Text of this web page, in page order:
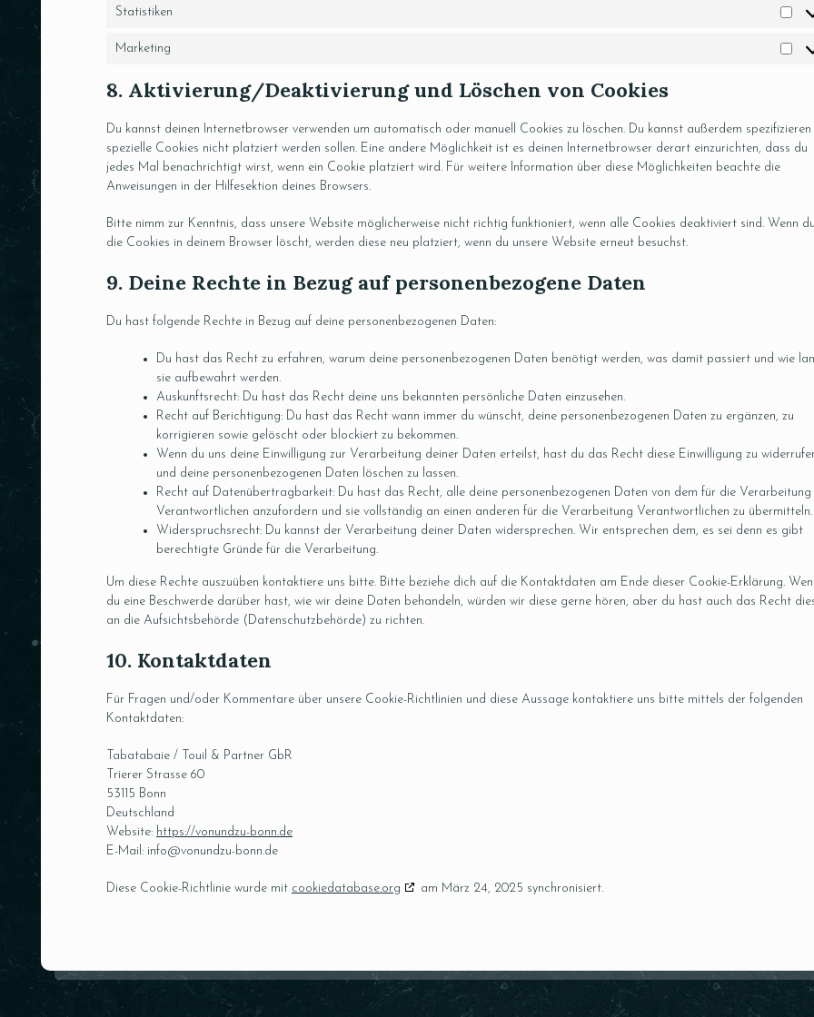
Statistiken
Marketing
8. Aktivierung/Deaktivierung und Löschen von Cookies
Du kannst deinen Internetbrowser verwenden um automatisch oder manuell Cookies zu löschen. Du kannst außerdem
spezielle Cookies nicht platziert werden sollen. Eine andere Möglichkeit ist es deinen Internetbrowser derart einzurichten, dass du
jedes Mal benachrichtigt wirst, wenn ein Cookie platziert wird. Für weitere Information über diese Möglichkeiten beachte die
Anweisungen in der Hilfesektion deines Browsers.
Bitte nimm zur Kenntnis, dass unsere Website möglicherweise nicht richtig funktioniert, wenn alle Cookies deaktiviert sind. Wenn
die Cookies in deinem Browser löscht, werden diese neu platziert, wenn du unsere Website erneut besuchst.
9. Deine Rechte in Bezug auf personenbezogene Daten
Du hast folgende Rechte in Bezug auf deine personenbezogenen Daten:
Du hast das Recht zu erfahren, warum deine personenbezogenen Daten benötigt werden, was damit passiert und wie
sie aufbewahrt werden.
Auskunftsrecht: Du hast das Recht deine uns bekannten persönliche Daten einzusehen.
Recht auf Berichtigung: Du hast das Recht wann immer du wünscht, deine personenbezogenen Daten zu ergänzen, zu
korrigieren sowie gelöscht oder blockiert zu bekommen.
Wenn du uns deine Einwilligung zur Verarbeitung deiner Daten erteilst, hast du das Recht diese Einwilligung zu
und deine personenbezogenen Daten löschen zu lassen.
Recht auf Datenübertragbarkeit: Du hast das Recht, alle deine personenbezogenen Daten von dem für die Verarbeitung
Verantwortlichen anzufordern und sie vollständig an einen anderen für die Verarbeitung Verantwortlichen zu übermitteln.
Widerspruchsrecht: Du kannst der Verarbeitung deiner Daten widersprechen. Wir entsprechen dem, es sei denn es gibt
berechtigte Gründe für die Verarbeitung.
Um diese Rechte auszuüben kontaktiere uns bitte. Bitte beziehe dich auf die Kontaktdaten am Ende dieser Cookie-Erklärung.
du eine Beschwerde darüber hast, wie wir deine Daten behandeln, würden wir diese gerne hören, aber du hast auch das Recht
an die Aufsichtsbehörde (Datenschutzbehörde) zu richten.
10. Kontaktdaten
Für Fragen und/oder Kommentare über unsere Cookie-Richtlinien und diese Aussage kontaktiere uns bitte mittels der folgenden
Kontaktdaten:
Tabatabaie / Touil & Partner GbR
Trierer Strasse 60
53115 Bonn
Deutschland
Website: https://vonundzu-bonn.de
E-Mail: info@vonundzu-bonn.de
Diese Cookie-Richtlinie wurde mit cookiedatabase.org am März 24, 2025 synchronisiert.